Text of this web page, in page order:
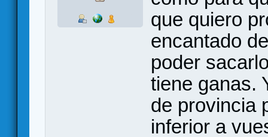
que quiero
encantado
poder
tiene ganas.
de provincia
inferior a